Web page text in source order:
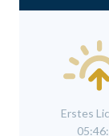
Erstes